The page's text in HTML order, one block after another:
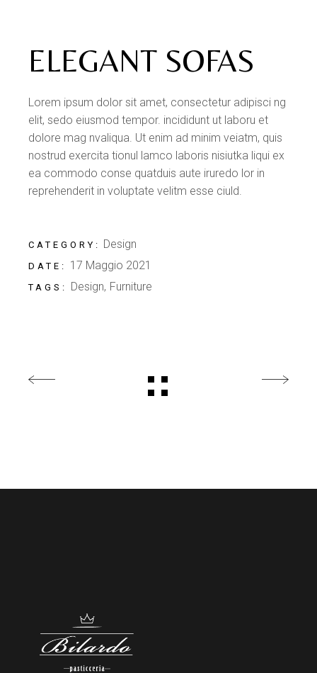
ELEGANT SOFAS
Lorem ipsum dolor sit amet, consectetur adipisci ng
elit, sedo eiusmod tempor. incididunt ut laboru et
dolore mag nvaliqua. Ut enim ad minim veiatm, quis
nostrud exercita tionul lamco laboris nisiutka liqui ex
ea commodo conse quatduis aute iruredo lor in
reprehenderit in voluptate velitm esse ciuld.
CATEGORY: Design
DATE: 17 Maggio 2021
TAGS: Design Furniture